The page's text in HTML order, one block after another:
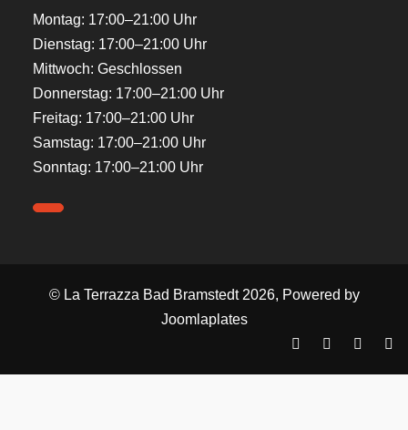
Montag: 17:00–21:00 Uhr
Dienstag: 17:00–21:00 Uhr
Mittwoch: Geschlossen
Donnerstag: 17:00–21:00 Uhr
Freitag: 17:00–21:00 Uhr
Samstag: 17:00–21:00 Uhr
Sonntag: 17:00–21:00 Uhr
© La Terrazza Bad Bramstedt 2026, Powered by
Joomlaplates